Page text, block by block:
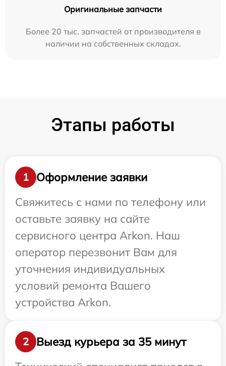
Оригинальные запчасти
Более 20 тыс. запчастей от производителя в
наличии на собственных складах.
Этапы работы
1
Оформление заявки
Свяжитесь с нами по телефону или
оставьте заявку на сайте
сервисного центра Arkon. Наш
оператор перезвонит Вам для
уточнения индивидуальных
условий ремонта Вашего
устройства Arkon.
2
Выезд курьера за 35 минут